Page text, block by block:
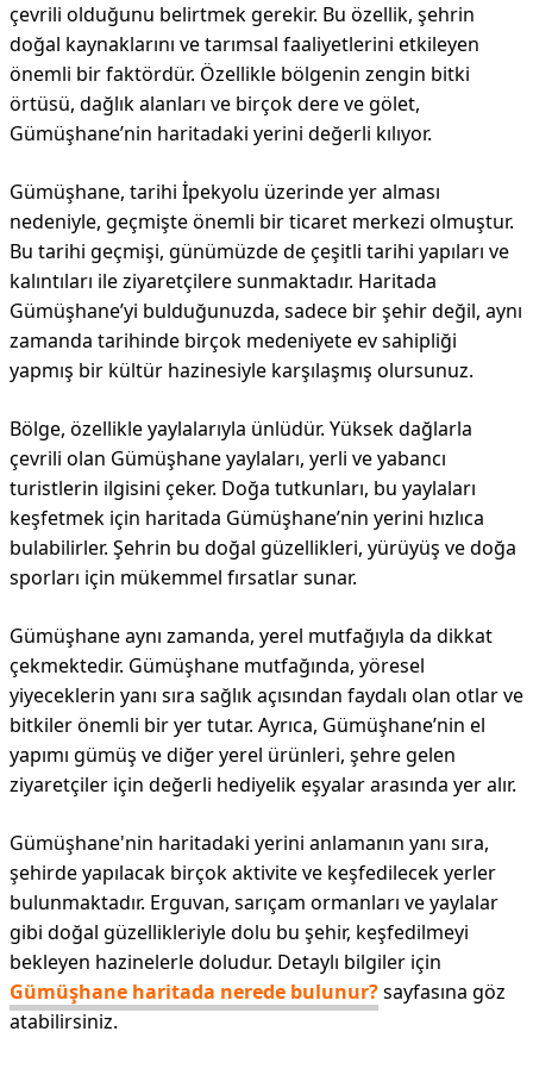
çevrili olduğunu belirtmek gerekir. Bu özellik, şehrin
doğal kaynaklarını ve tarımsal faaliyetlerini etkileyen
önemli bir faktördür. Özellikle bölgenin zengin bitki
örtüsü, dağlık alanları ve birçok dere ve gölet,
Gümüşhane’nin haritadaki yerini değerli kılıyor.
Gümüşhane, tarihi İpekyolu üzerinde yer alması
nedeniyle, geçmişte önemli bir ticaret merkezi olmuştur.
Bu tarihi geçmişi, günümüzde de çeşitli tarihi yapıları ve
kalıntıları ile ziyaretçilere sunmaktadır. Haritada
Gümüşhane’yi bulduğunuzda, sadece bir şehir değil, aynı
zamanda tarihinde birçok medeniyete ev sahipliği
yapmış bir kültür hazinesiyle karşılaşmış olursunuz.
Bölge, özellikle yaylalarıyla ünlüdür. Yüksek dağlarla
çevrili olan Gümüşhane yaylaları, yerli ve yabancı
turistlerin ilgisini çeker. Doğa tutkunları, bu yaylaları
keşfetmek için haritada Gümüşhane’nin yerini hızlıca
bulabilirler. Şehrin bu doğal güzellikleri, yürüyüş ve doğa
sporları için mükemmel fırsatlar sunar.
Gümüşhane aynı zamanda, yerel mutfağıyla da dikkat
çekmektedir. Gümüşhane mutfağında, yöresel
yiyeceklerin yanı sıra sağlık açısından faydalı olan otlar ve
bitkiler önemli bir yer tutar. Ayrıca, Gümüşhane’nin el
yapımı gümüş ve diğer yerel ürünleri, şehre gelen
ziyaretçiler için değerli hediyelik eşyalar arasında yer alır.
Gümüşhane'nin haritadaki yerini anlamanın yanı sıra,
şehirde yapılacak birçok aktivite ve keşfedilecek yerler
bulunmaktadır. Erguvan, sarıçam ormanları ve yaylalar
gibi doğal güzellikleriyle dolu bu şehir, keşfedilmeyi
bekleyen hazinelerle doludur. Detaylı bilgiler için
Gümüşhane haritada nerede bulunur?sayfasına göz
atabilirsiniz.